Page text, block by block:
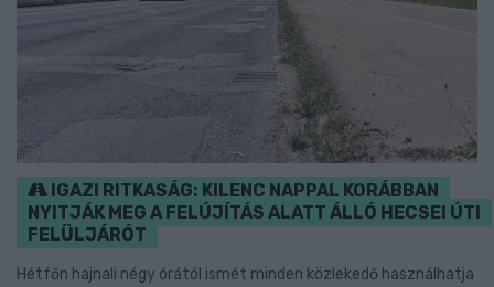
IGAZI RITKASÁG: KILENC NAPPAL KORÁBBAN
NYITJÁK MEG A FELÚJÍTÁS ALATT ÁLLÓ HECSEI ÚTI
FELÜLJÁRÓT
Hétfőn hajnali négy órától ismét minden közlekedő használhatja